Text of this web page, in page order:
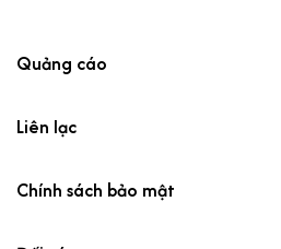
Quảng cáo
Liên lạc
Chính sách bảo mật